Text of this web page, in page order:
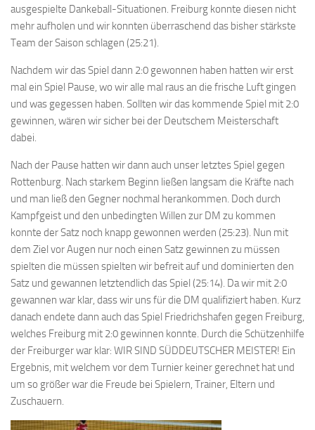
ausgespielte Dankeball-Situationen. Freiburg konnte diesen nicht
mehr aufholen und wir konnten überraschend das bisher stärkste
Team der Saison schlagen (25:21).
Nachdem wir das Spiel dann 2:0 gewonnen haben hatten wir erst
mal ein Spiel Pause, wo wir alle mal raus an die frische Luft gingen
und was gegessen haben. Sollten wir das kommende Spiel mit 2:0
gewinnen, wären wir sicher bei der Deutschem Meisterschaft
dabei.
Nach der Pause hatten wir dann auch unser letztes Spiel gegen
Rottenburg. Nach starkem Beginn ließen langsam die Kräfte nach
und man ließ den Gegner nochmal herankommen. Doch durch
Kampfgeist und den unbedingten Willen zur DM zu kommen
konnte der Satz noch knapp gewonnen werden (25:23). Nun mit
dem Ziel vor Augen nur noch einen Satz gewinnen zu müssen
spielten die müssen spielten wir befreit auf und dominierten den
Satz und gewannen letztendlich das Spiel (25:14). Da wir mit 2:0
gewannen war klar, dass wir uns für die DM qualifiziert haben. Kurz
danach endete dann auch das Spiel Friedrichshafen gegen Freiburg,
welches Freiburg mit 2:0 gewinnen konnte. Durch die Schützenhilfe
der Freiburger war klar: WIR SIND SÜDDEUTSCHER MEISTER! Ein
Ergebnis, mit welchem vor dem Turnier keiner gerechnet hat und
um so größer war die Freude bei Spielern, Trainer, Eltern und
Zuschauern.